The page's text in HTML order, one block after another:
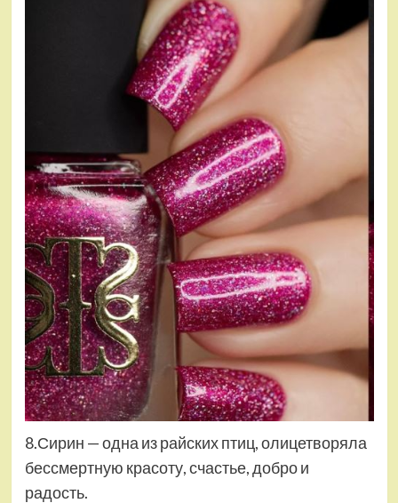
8.Сирин — одна из райских птиц, олицетворяла
бессмертную красоту, счастье, добро и
радость.